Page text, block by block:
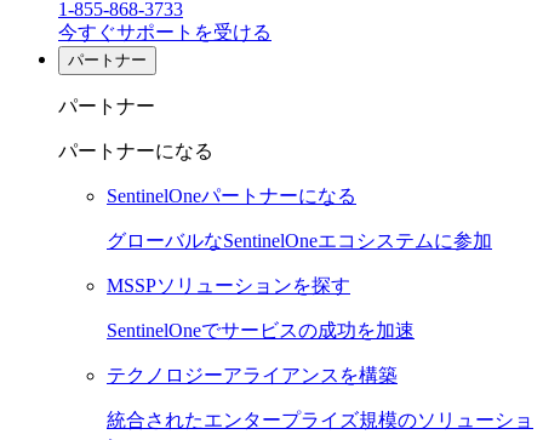
1-855-868-3733
今すぐサポートを受ける
パートナー
パートナー
パートナーになる
SentinelOneパートナーになる
グローバルなSentinelOneエコシステムに参加
MSSPソリューションを探す
SentinelOneでサービスの成功を加速
テクノロジーアライアンスを構築
統合されたエンタープライズ規模のソリューショ